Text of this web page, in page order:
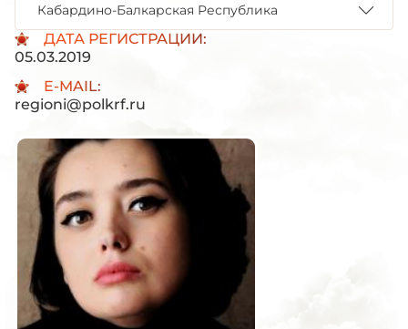
ДАТА РЕГИСТРАЦИИ:
05.03.2019
E-MAIL:
regioni@polkrf.ru
Кабардино-Балкарская Республика